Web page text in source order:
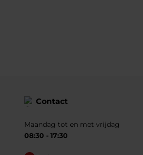
Contact
Maandag tot en met vrijdag
08:30 - 17:30